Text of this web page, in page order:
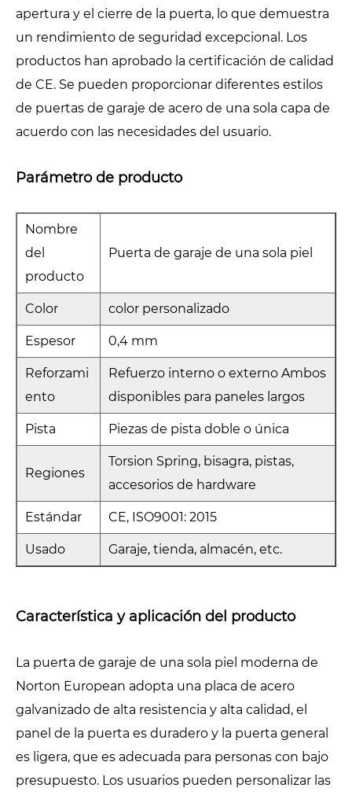
apertura y el cierre de la puerta, lo que demuestra
un rendimiento de seguridad excepcional. Los
productos han aprobado la certificación de calidad
de CE. Se pueden proporcionar diferentes estilos
de puertas de garaje de acero de una sola capa de
acuerdo con las necesidades del usuario.
Parámetro de producto
Nombre
del
producto
Puerta de garaje de una sola piel
Color color personalizado
Espesor 0,4 mm
Reforzami
ento
Refuerzo interno o externo Ambos
disponibles para paneles largos
Pista Piezas de pista doble o única
Regiones
Torsion Spring, bisagra, pistas,
accesorios de hardware
Estándar CE, ISO9001: 2015
Usado Garaje, tienda, almacén, etc.
Característica y aplicación del producto
La puerta de garaje de una sola piel moderna de
Norton European adopta una placa de acero
galvanizado de alta resistencia y alta calidad, el
panel de la puerta es duradero y la puerta general
es ligera, que es adecuada para personas con bajo
presupuesto. Los usuarios pueden personalizar las